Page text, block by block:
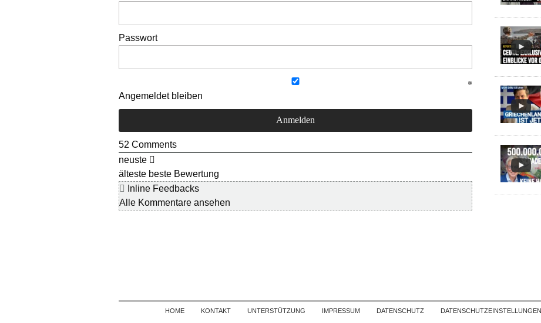
Passwort
Angemeldet bleiben
52 Comments
neuste
älteste beste Bewertung
Inline Feedbacks
Alle Kommentare ansehen
Skip to content
HOME KONTAKT UNTERSTÜTZUNG IMPRESSUM DATENSCHUTZ DATENSCHUTZEINSTELLUNGEN